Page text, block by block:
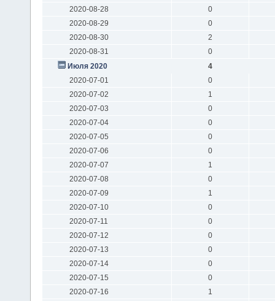
2020-08-28
0
2020-08-29
0
2020-08-30
2
2020-08-31
0
Июля 2020
4
2020-07-01
0
2020-07-02
1
2020-07-03
0
2020-07-04
0
2020-07-05
0
2020-07-06
0
2020-07-07
1
2020-07-08
0
2020-07-09
1
2020-07-10
0
2020-07-11
0
2020-07-12
0
2020-07-13
0
2020-07-14
0
2020-07-15
0
2020-07-16
1